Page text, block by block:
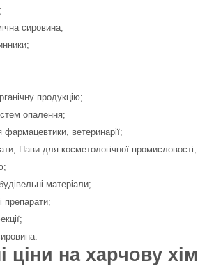
сировина;
продукцію;
опалення;
фармацевтики, ветеринарії;
Пави для косметологічної промисловості;
матеріали;
препарати;
ціни на харчову